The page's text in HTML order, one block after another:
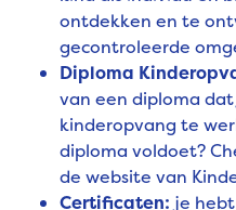
ontdekken en te
gecontroleerde
Diploma
van een diploma
kinderopvang te
diploma voldoet?
de website van
Certificaten:je